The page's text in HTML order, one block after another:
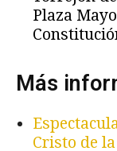
Plaza
Más
Cristo de